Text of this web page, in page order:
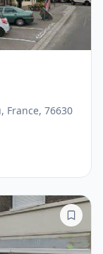
France, 76630